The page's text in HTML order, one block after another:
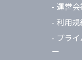
- 運営会
- 利用規
- プラ
ー